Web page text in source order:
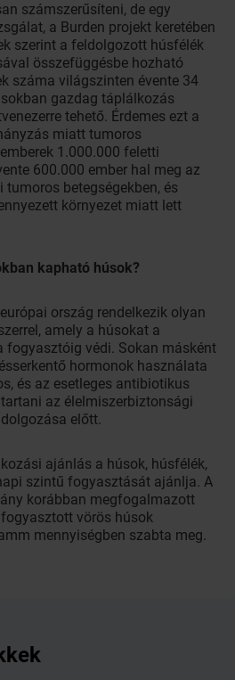
számszerűsíteni, de egy
a Burden projekt keretében
szerint a feldolgozott húsfélék
összefüggésbe hozható
száma világszinten évente 34
gazdag táplálkozás
tehető. Érdemes ezt a
miatt tumoros
1.000.000 feletti
600.000 ember hal meg az
betegségekben, és
környezet miatt lett
kapható húsok?
ország rendelkezik olyan
amely a húsokat a
fogyasztóig védi. Sokan másként
hormonok használata
és az esetleges antibiotikus
az élelmiszerbiztonsági
előtt.
ajánlás a húsok, húsfélék,
szintű fogyasztását ajánlja. A
korábban megfogalmazott
vörös húsok
mennyiségben szabta meg.